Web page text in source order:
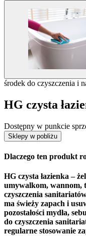
środek do czyszczenia i
HG czysta
Dostępny w punkcie
Sklepy w pobliżu
Dlaczego ten produkt
HG czysta łazienka –
umywalkom, wannom,
czyszczenia
ma świeży zapach i
pozostałości mydła,
do czyszczenia
regularne stosowanie